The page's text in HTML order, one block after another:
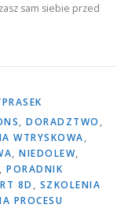
sam siebie przed
, DORADZTWO ,
WTRYSKOWA,
, NIEDOLEW,
, PORADNIK
8D , SZKOLENIA
PROCESU